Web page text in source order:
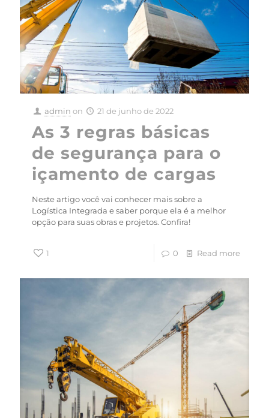
admin on 21 de junho de 2022
As 3 regras básicas
de segurança para o
içamento de cargas
Neste artigo você vai conhecer mais sobre a
Logística Integrada e saber porque ela é a melhor
opção para suas obras e projetos. Confira!
1 0 Read more